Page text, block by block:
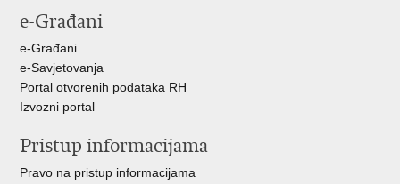
FacebookuTwitteru
e-Građani
e-Građani
e-Savjetovanja
Portal otvorenih podataka RH
Izvozni portal
Pristup informacijama
Pravo na pristup informacijama